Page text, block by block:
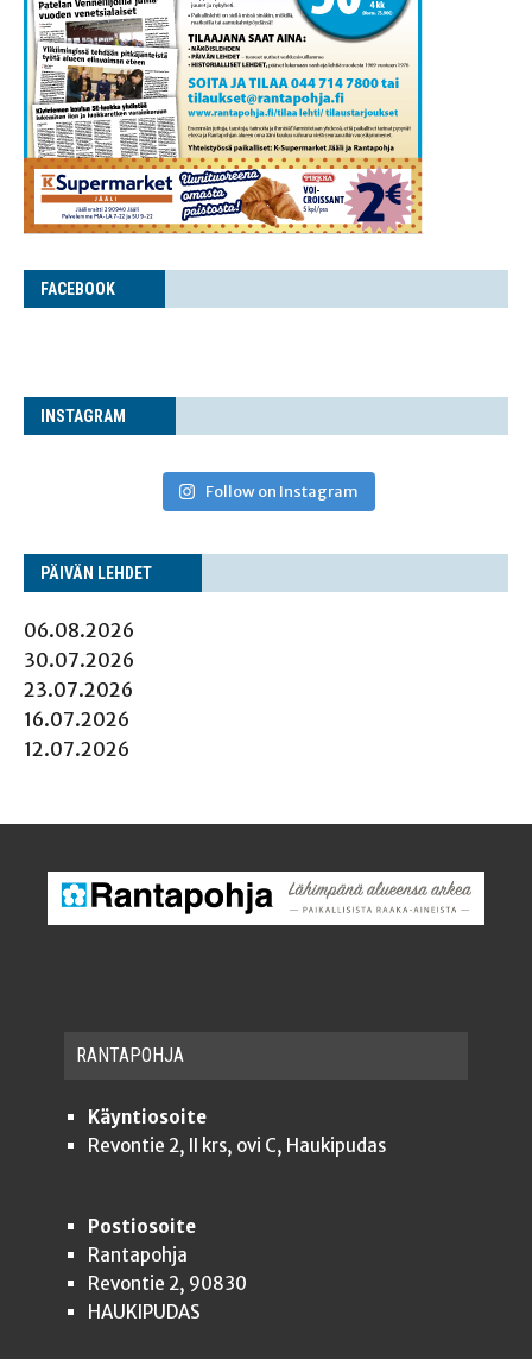
FACE­BOOK
INS­TA­GRAM
Follow on Instagram
PÄI­VÄN LEHDET
06.08.2026
30.07.2026
23.07.2026
16.07.2026
12.07.2026
RAN­TA­POH­JA
Käyntiosoite
Revontie 2, II krs, ovi C, Haukipudas
Postiosoite
Rantapohja
Revontie 2, 90830
HAUKIPUDAS